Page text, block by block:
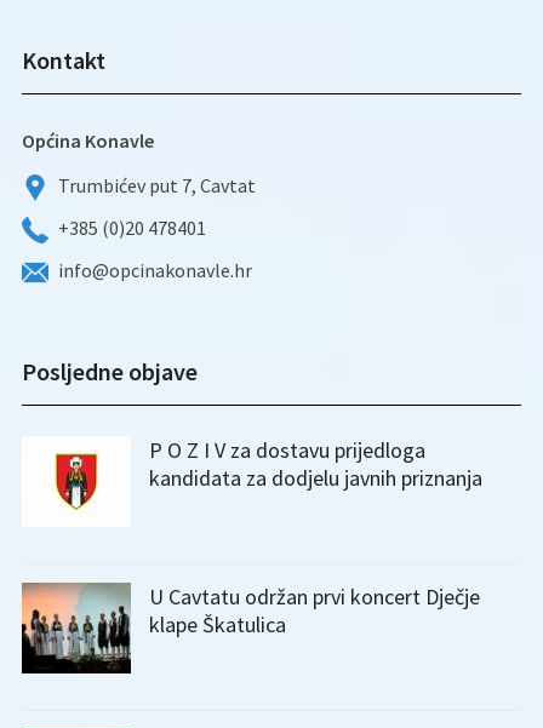
Kontakt
Općina Konavle
Trumbićev put 7, Cavtat
+385 (0)20 478401
info@opcinakonavle.hr
Posljedne objave
P O Z I V za dostavu prijedloga
kandidata za dodjelu javnih priznanja
U Cavtatu održan prvi koncert Dječje
klape Škatulica